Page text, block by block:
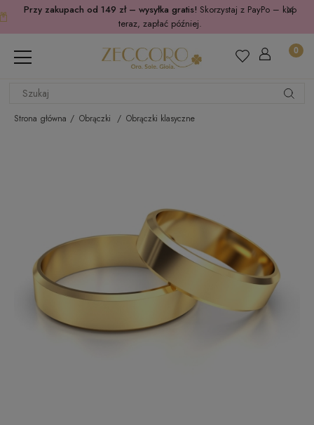
Przy zakupach od 149 zł – wysyłka gratis! Skorzystaj z PayPo – kup
teraz, zapłać później.
Strona główna Obrączki Obrączki klasyczne